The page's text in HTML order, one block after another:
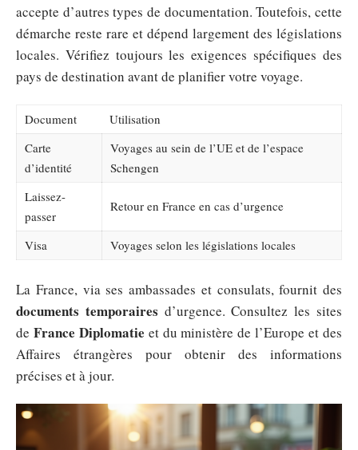
accepte d’autres types de documentation. Toutefois, cette
démarche reste rare et dépend largement des législations
locales. Vérifiez toujours les exigences spécifiques des
pays de destination avant de planifier votre voyage.
Document
Utilisation
Carte
d’identité
Voyages au sein de l’UE et de l’espace
Schengen
Laissez-
passer
Retour en France en cas d’urgence
Visa Voyages selon les législations locales
La France, via ses ambassades et consulats, fournit des
documents temporaires d’urgence. Consultez les sites
de France Diplomatie et du ministère de l’Europe et des
Affaires étrangères pour obtenir des informations
précises et à jour.